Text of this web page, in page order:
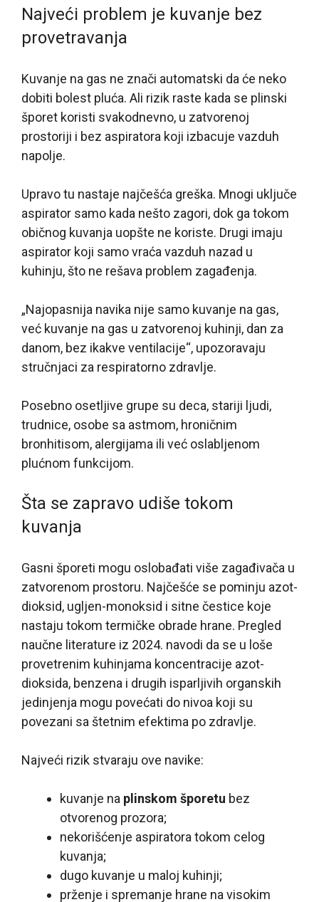
Najveći problem je kuvanje bez
provetravanja
Kuvanje na gas ne znači automatski da će neko
dobiti bolest pluća. Ali rizik raste kada se plinski
šporet koristi svakodnevno, u zatvorenoj
prostoriji i bez aspiratora koji izbacuje vazduh
napolje.
Upravo tu nastaje najčešća greška. Mnogi uključe
aspirator samo kada nešto zagori, dok ga tokom
običnog kuvanja uopšte ne koriste. Drugi imaju
aspirator koji samo vraća vazduh nazad u
kuhinju, što ne rešava problem zagađenja.
„Najopasnija navika nije samo kuvanje na gas,
već kuvanje na gas u zatvorenoj kuhinji, dan za
danom, bez ikakve ventilacije“, upozoravaju
stručnjaci za respiratorno zdravlje.
Posebno osetljive grupe su deca, stariji ljudi,
trudnice, osobe sa astmom, hroničnim
bronhitisom, alergijama ili već oslabljenom
plućnom funkcijom.
Šta se zapravo udiše tokom
kuvanja
Gasni šporeti mogu oslobađati više zagađivača u
zatvorenom prostoru. Najčešće se pominju azot-
dioksid, ugljen-monoksid i sitne čestice koje
nastaju tokom termičke obrade hrane. Pregled
naučne literature iz 2024. navodi da se u loše
provetrenim kuhinjama koncentracije azot-
dioksida, benzena i drugih isparljivih organskih
jedinjenja mogu povećati do nivoa koji su
povezani sa štetnim efektima po zdravlje.
Najveći rizik stvaraju ove navike:
kuvanje na plinskom šporetu bez
otvorenog prozora;
nekorišćenje aspiratora tokom celog
kuvanja;
dugo kuvanje u maloj kuhinji;
prženje i spremanje hrane na visokim